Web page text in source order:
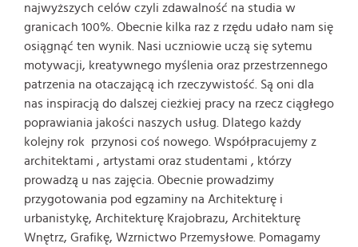
najwyższych celów czyli zdawalność na studia w
granicach 100%. Obecnie kilka raz z rzędu udało nam się
osiągnąć ten wynik. Nasi uczniowie uczą się sytemu
motywacji, kreatywnego myślenia oraz przestrzennego
patrzenia na otaczającą ich rzeczywistość. Są oni dla
nas inspiracją do dalszej cieżkiej pracy na rzecz ciągłego
poprawiania jakości naszych usług. Dlatego każdy
kolejny rok przynosi coś nowego. Współpracujemy z
architektami , artystami oraz studentami , którzy
prowadzą u nas zajęcia. Obecnie prowadzimy
przygotowania pod egzaminy na Architekturę i
urbanistykę, Architekturę Krajobrazu, Architekturę
Wnętrz, Grafikę, Wzrnictwo Przemysłowe. Pomagamy